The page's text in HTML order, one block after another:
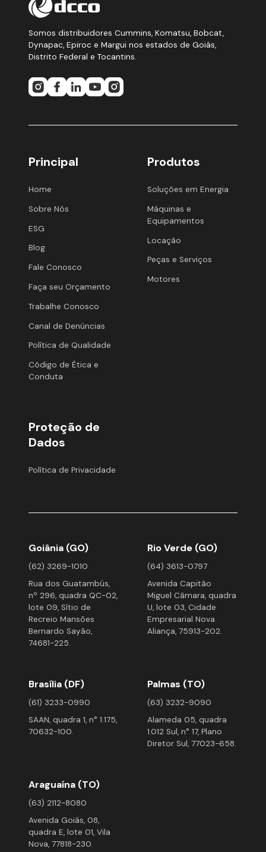
Somos distribuidores Cummins, Komatsu, Bobcat,
Dynapac, Epiroc e Margui nos estados de Goiás,
Distrito Federal e Tocantins.
Principal
Home
Sobre Nós
ESG
Blog
Fale Conosco
Faça seu Orçamento
Trabalhe Conosco
Canal de Denúncias
Política de Qualidade
Código de Ética e
Conduta
Produtos
Soluções em Energia
Máquinas e
Equipamentos
Locação
Peças e Serviços
Motores
Proteção de
Dados
Política de Privacidade
Goiânia (GO)
(62) 3269-1010
Rua dos Guatambús,
nº 296, quadra QC-02,
lote 09, Sítio de
Recreio Mansões
Bernardo Sayão,
74681-225.
Rio Verde (GO)
(64) 3613-0797
Avenida Capitão
Miguel Câmara, quadra
U, lote 03, Cidade
Empresarial Nova
Aliança, 75913-202.
Brasília (DF)
(61) 3233-0990
SAAN, quadra 1, n° 1.175,
70632-100.
Palmas (TO)
(63) 3232-9090
Alameda 05, quadra
1.012 Sul, n° 17, Plano
Diretor Sul, 77023-658.
Araguaína (TO)
(63) 2112-8080
Avenida Goiás, 08,
quadra E, lote 01, Vila
Nova, 77818-230.